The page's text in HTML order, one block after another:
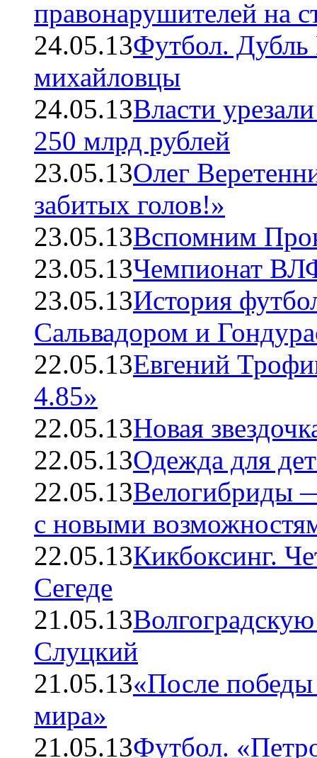
правонарушителей на
24.05.13Футбол. Дубль
михайловцы
24.05.13Власти
250 млрд рублей
23.05.13Олег
забитых голов!»
23.05.13Вспомним
23.05.13Чемпионат
23.05.13История
Сальвадором и
22.05.13Евгений
4.85»
22.05.13Новая
22.05.13Одежда для
22.05.13Велогибриды
с новыми
22.05.13Кикбоксинг.
Сегеде
21.05.13
Слуцкий
21.05.13«После
мира»
21.05.13Футбол.